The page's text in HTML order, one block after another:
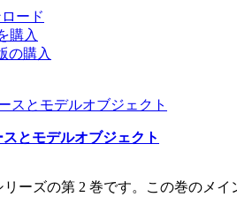
ード
購入
の購入
とモデルオブジェクト
リーズの第 2 巻です。この巻のメ